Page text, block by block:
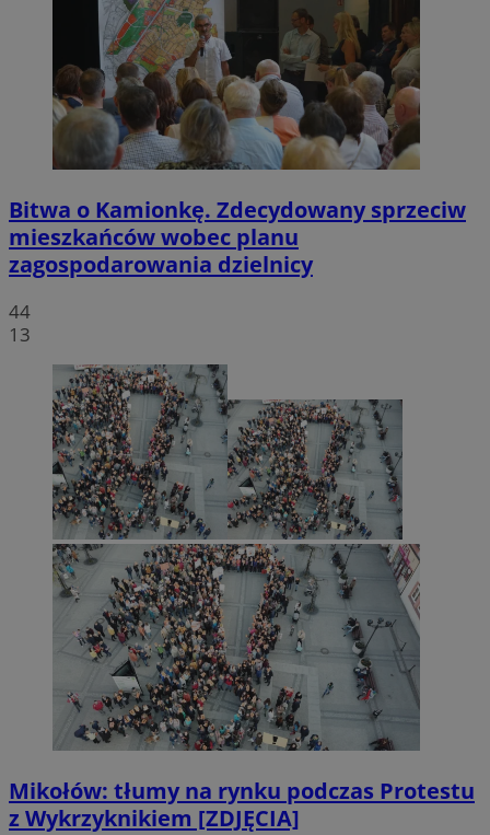
Bitwa o Kamionkę. Zdecydowany sprzeciw
mieszkańców wobec planu
zagospodarowania dzielnicy
44
13
Mikołów: tłumy na rynku podczas Protestu
z Wykrzyknikiem [ZDJĘCIA]